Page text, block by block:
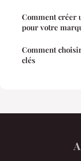
Comment créer
pour votre
Comment
clés